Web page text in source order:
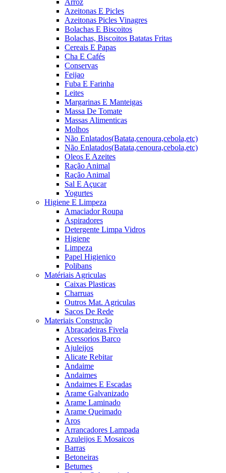
Arroz
Azeitonas E Picles
Azeitonas Picles Vinagres
Bolachas E Biscoitos
Bolachas, Biscoitos Batatas Fritas
Cereais E Papas
Cha E Cafés
Conservas
Feijao
Fuba E Farinha
Leites
Margarinas E Manteigas
Massa De Tomate
Massas Alimenticas
Molhos
Não Enlatados(Batata,cenoura,cebola,etc)
Não Enlatados(Batata,cenoura,cebola,etc)
Oleos E Azeites
Ração Animal
Ração Animal
Sal E Açucar
Yogurtes
Higiene E Limpeza
Amaciador Roupa
Aspiradores
Detergente Limpa Vidros
Higiene
Limpeza
Papel Higienico
Polibans
Matériais Agriculas
Caixas Plasticas
Charruas
Outros Mat. Agriculas
Sacos De Rede
Materiais Construção
Abraçadeiras Fivela
Acessorios Barco
Ajuleijos
Alicate Rebitar
Andaime
Andaimes
Andaimes E Escadas
Arame Galvanizado
Arame Laminado
Arame Queimado
Aros
Arrancadores Lampada
Azuleijos E Mosaicos
Barras
Betoneiras
Betumes